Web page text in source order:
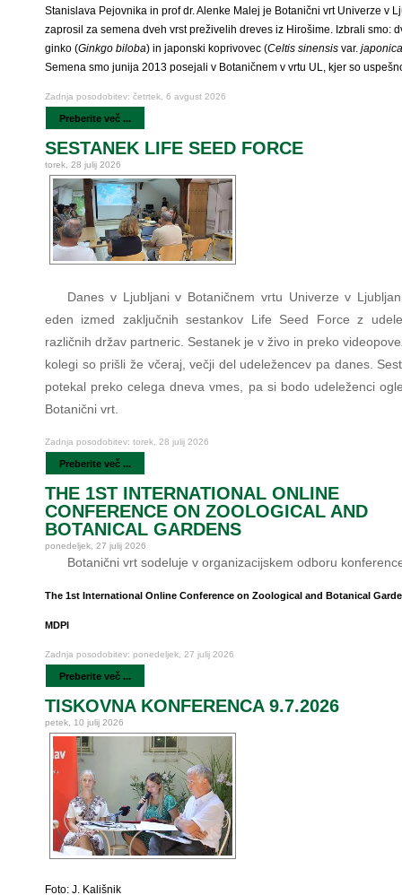
Stanislava Pejovnika in prof dr. Alenke Malej je Botanični vrt Univerze v
zaprosil za semena dveh vrst preživelih dreves iz Hirošime. Izbrali smo:
ginko (Ginkgo biloba) in japonski koprivovec (Celtis sinensis var. japonica
Semena smo junija 2013 posejali v Botaničnem v vrtu UL, kjer so
Zadnja posodobitev: četrtek, 6 avgust 2026
Preberite več ...
SESTANEK LIFE SEED FORCE
torek, 28 julij 2026
Danes v Ljubljani v Botaničnem vrtu Univerze v
eden izmed zaključnih sestankov Life Seed Force z
različnih držav partneric. Sestanek je v živo in preko
kolegi so prišli že včeraj, večji del udeležencev pa danes.
potekal preko celega dneva vmes, pa si bodo udeleženci
Botanični vrt.
Zadnja posodobitev: torek, 28 julij 2026
Preberite več ...
THE 1ST INTERNATIONAL ONLINE
CONFERENCE ON ZOOLOGICAL AND
BOTANICAL GARDENS
ponedeljek, 27 julij 2026
Botanični vrt sodeluje v organizacijskem odboru
The 1st International Online Conference on Zoological and Botanical
MDPI
Zadnja posodobitev: ponedeljek, 27 julij 2026
Preberite več ...
TISKOVNA KONFERENCA 9.7.2026
petek, 10 julij 2026
Foto: J. Kališnik